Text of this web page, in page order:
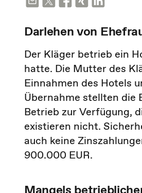
Darlehen von
Der Kläger betrieb ein
hatte. Die Mutter des
Einnahmen des Hotels
Übernahme stellten die
Betrieb zur Verfügung,
existieren nicht.
auch keine
900.000 EUR.